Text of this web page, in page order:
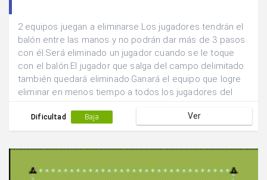
2 equipos juegan a eliminarse.Los jugadores tendrán el
balón entre las manos y no podrán dar más de 3 pasos
con él.Será eliminado un jugador cuando se le toque
con el balón.El jugador que salga del campo delimitado
también quedará eliminado.Ganará el equipo que logre
eliminar en menos tiempo a todos los jugadores del
Dificultad Baja Ver